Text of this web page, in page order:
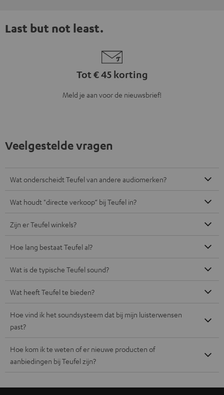
Last but not least.
Tot € 45 korting
Meld je aan voor de nieuwsbrief!
Veelgestelde vragen
Wat onderscheidt Teufel van andere audiomerken?
Wat houdt "directe verkoop“ bij Teufel in?
Zijn er Teufel winkels?
Hoe lang bestaat Teufel al?
Wat is de typische Teufel sound?
Wat heeft Teufel te bieden?
Hoe vind ik het soundsysteem dat bij mijn luisterwensen
past?
Hoe kom ik te weten of er nieuwe producten of
aanbiedingen bij Teufel zijn?